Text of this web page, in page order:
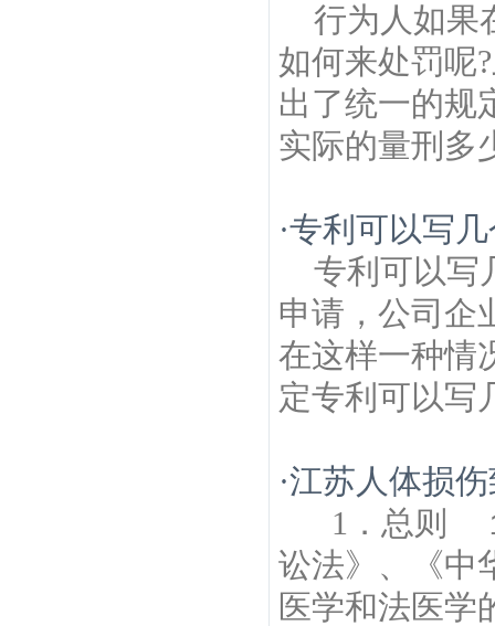
行为人如果
如何来处罚呢
出了统一的规
实际的量刑多
·专利可以写
专利可以写
申请，公司企
在这样一种情
定专利可以写
·江苏人体损
1．总则
讼法》、《中
医学和法医学